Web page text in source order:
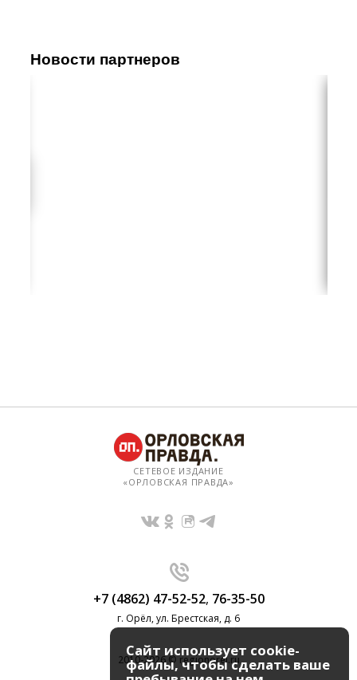
Новости партнеров
СЕТЕВОЕ ИЗДАНИЕ
«ОРЛОВСКАЯ ПРАВДА»
+7 (4862) 47-52-52, 76-35-50
г. Орёл, ул. Брестская, д. 6
2010-2026 © regionorel.ru
Сайт использует cookie-
файлы, чтобы сделать ваше